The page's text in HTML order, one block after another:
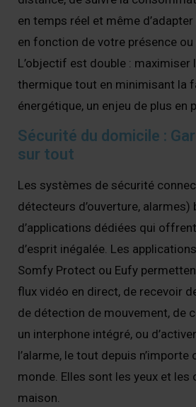
en temps réel et même
en fonction de votre présence ou
L’objectif est double : maximiser
thermique tout en minimisant la
énergétique, un enjeu de plus en
Sécurité du domicile :
sur tout
Les systèmes de sécurité
détecteurs d’ouverture, alarmes)
d’applications dédiées qui
d’esprit inégalée. Les
Somfy Protect ou Eufy
flux vidéo en direct, de recevoir
de détection de mouvement, de
un interphone intégré, ou
l’alarme, le tout depuis n’importe
monde. Elles sont les yeux et les
maison.